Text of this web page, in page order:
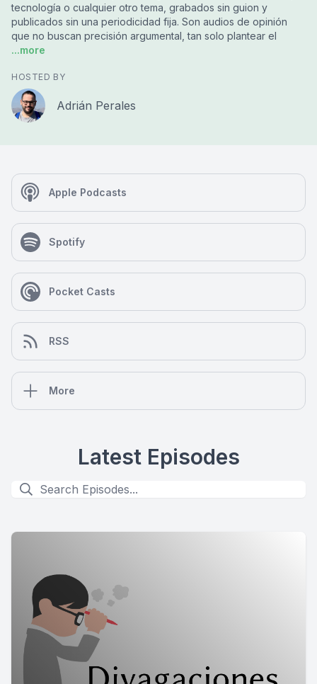
tecnología o cualquier otro tema, grabados sin guion y
publicados sin una periodicidad fija. Son audios de opinión
que no buscan precisión argumental, tan solo plantear el
...more
HOSTED BY
Adrián Perales
Apple Podcasts
Spotify
Pocket Casts
RSS
More
Latest Episodes